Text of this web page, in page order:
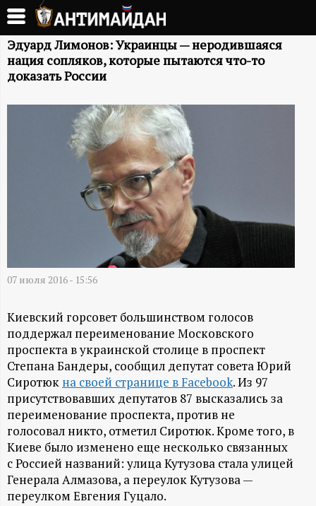
Перейти
основному
содержанию
А
Н
Т
Д
А
Н
-
и
н
ф
Эдуард Лимонов: Украинцы — неродившаяся
нация сопляков, которые пытаются что-то
доказать России
07 июля 2016 - 15:56
Киевский горсовет большинством голосов
поддержал переименование Московского
проспекта в украинской столице в проспект
Степана Бандеры, сообщил депутат совета Юрий
Сиротюк на своей странице в Facebook. Из 97
присутствовавших депутатов 87 высказались за
переименование проспекта, против не
голосовал никто, отметил Сиротюк. Кроме того, в
Киеве было изменено еще несколько связанных
с Россией названий: улица Кутузова стала улицей
Генерала Алмазова, а переулок Кутузова —
переулком Евгения Гуцало.